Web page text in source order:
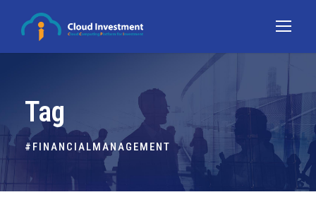
Tag
#FINANCIALMANAGEMENT